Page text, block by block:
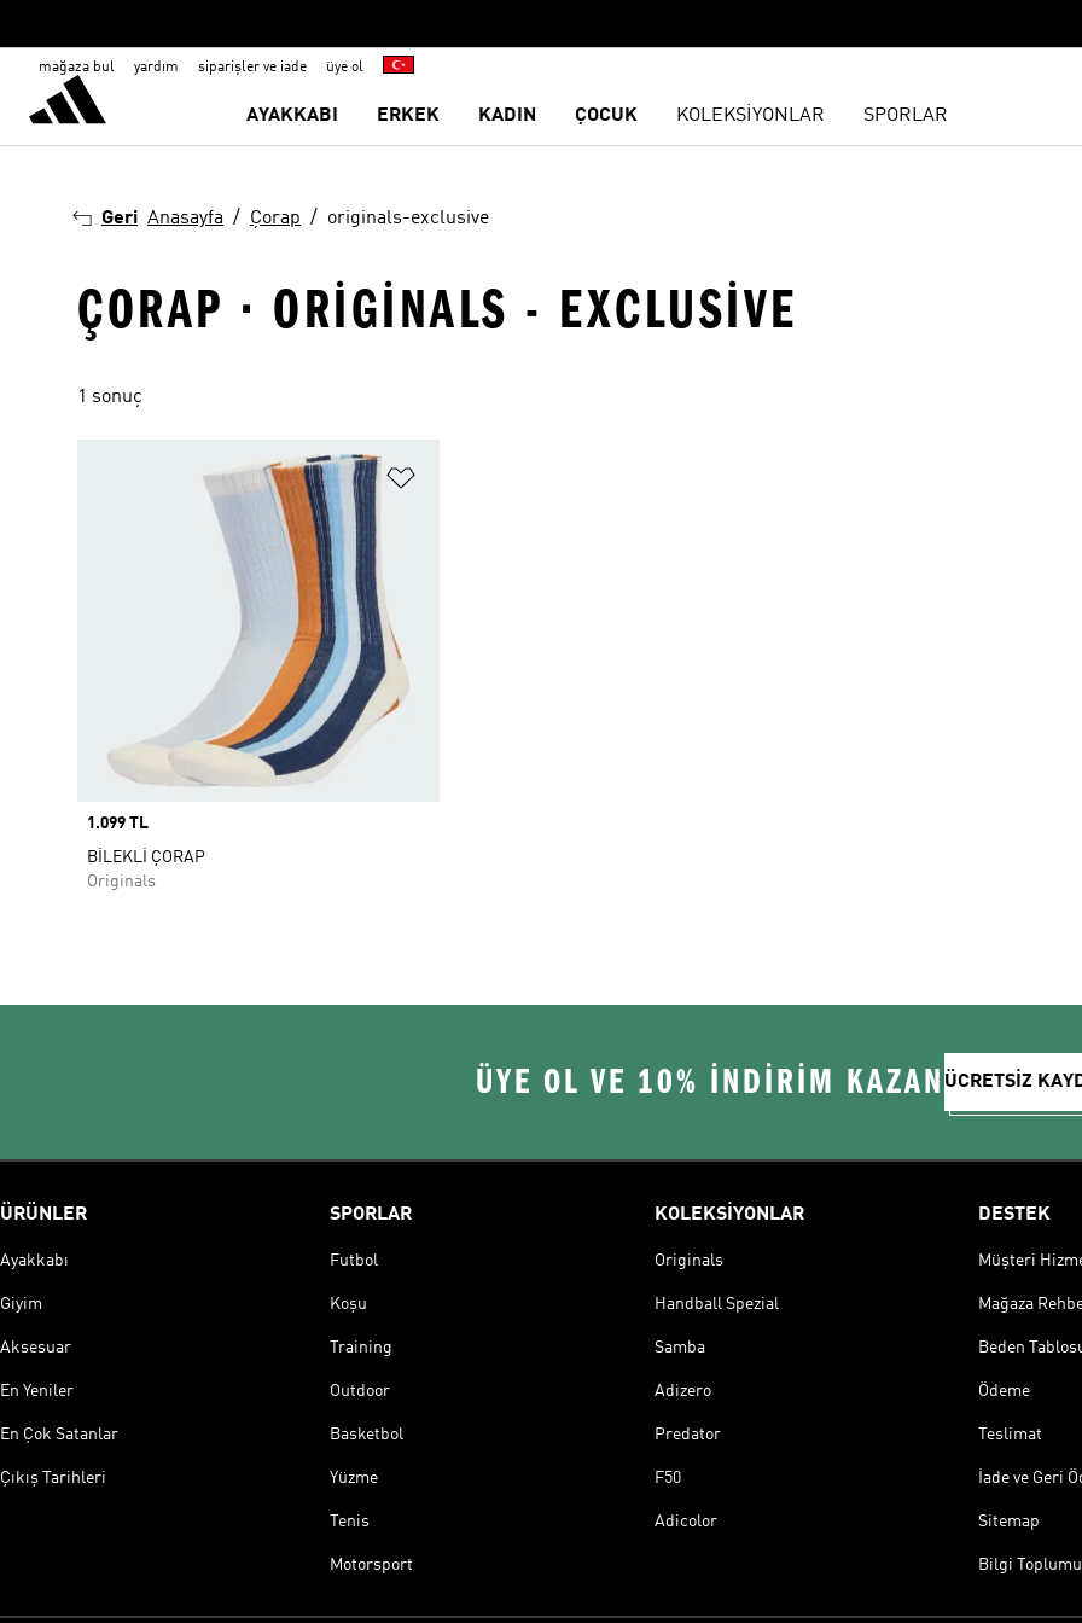
mağaza bul yardım siparişler ve iade üye ol
AYAKKABI ERKEK KADIN ÇOCUK KOLEKSİYONLAR SPORLAR
Geri Anasayfa Çorap originals-exclusive
ÇORAP · ORIGINALS - EXCLUSIVE
1 sonuç
Price
1.099 TL
BİLEKLİ ÇORAP
Originals
ÜYE OL VE 10% İNDİRİM KAZAN ÜCRETSİZ
ÜRÜNLER
Ayakkabı
Giyim
Aksesuar
En Yeniler
En Çok Satanlar
Çıkış Tarihleri
SPORLAR
Futbol
Koşu
Training
Outdoor
Basketbol
Yüzme
Tenis
Motorsport
KOLEKSİYONLAR
Originals
Handball Spezial
Samba
Adizero
Predator
F50
Adicolor
DESTEK
Müşteri
Mağaza
Beden
Ödeme
Teslimat
İade ve Geri
Sitemap
Bilgi